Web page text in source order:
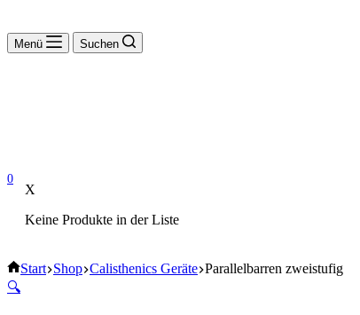
Menü Suchen
0
X
Keine Produkte in der Liste
Start Shop Calisthenics Geräte Parallelbarren zweistufig
🔍